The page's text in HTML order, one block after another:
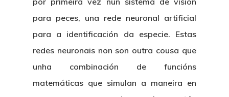
para peces, una rede neuronal artificial
para a identificación da especie. Estas
redes neuronais non son outra cousa que
unha combinación de funcións
matemáticas que simulan a maneira en